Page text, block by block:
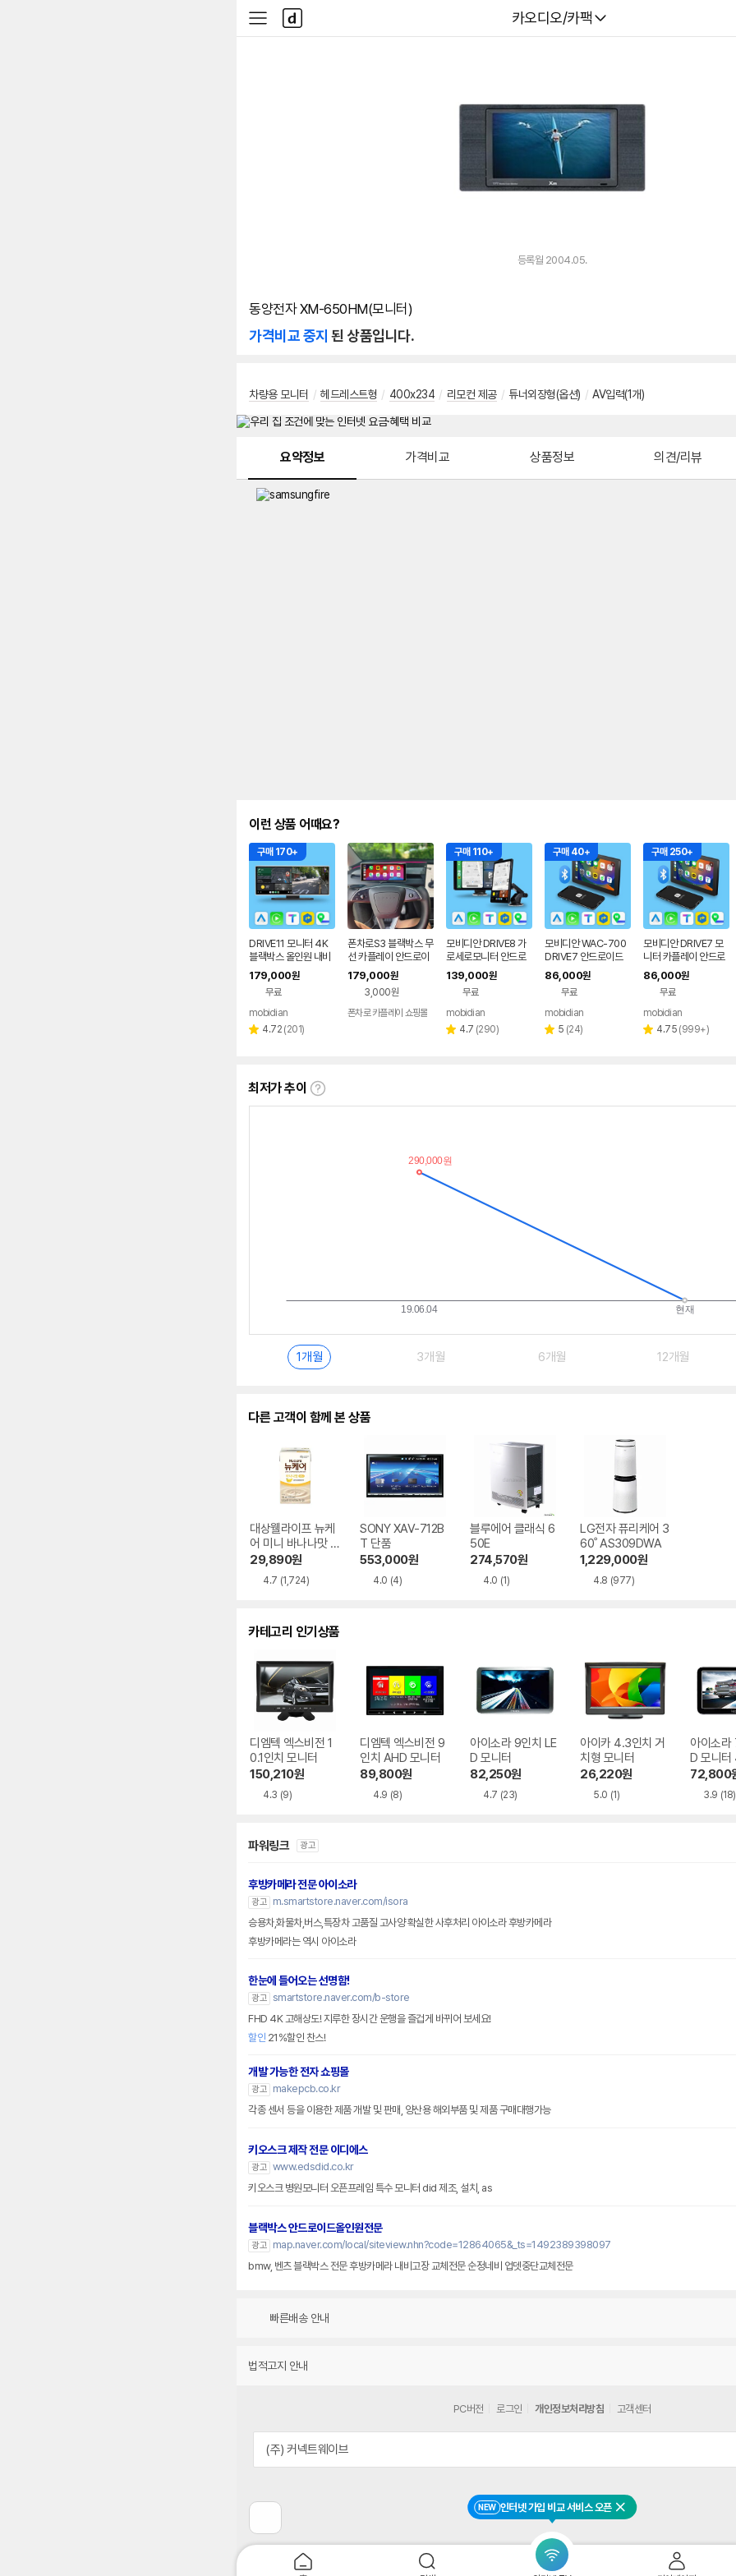
다나와
카오디오/카팩
사
이
다
나
와
NEW 인터넷 가입 비교 서비스 오픈 닫기
등록월 2004.05.
동양전자 XM-650HM(모니터)
가격비교 중지 된 상품입니다.
차량용 모니터 / 헤드레스트형 / 400x234 / 리모컨 제공 / 튜너외장형(옵션) / AV입력(1개)
요약정보 가격비교 상품정보 의견/리뷰
이런 상품 어때요?
구매 170+
DRIVE11 모니터 4K
블랙박스 올인원 내비
게이션 무선 카플레이
안드로이드오토
179,000원
무료
mobidian
별 4.72 리
(201)
폰차로S3 블랙박스 무
선 카플레이 안드로이
드 오토 올인원 모니터
- 24년식테슬라 와이
드듀얼
179,000원
3,000원
폰차로 카플레이 쇼핑몰
구매 110+
모비디안 DRIVE8 가
로세로모니터 안드로
이드오토 올인원 카플
레이 네비게이션
139,000원
무료
mobidian
별 4.7 리
(290)
구매 40+
모비디안 WAC-700
DRIVE7 안드로이드
오토 카플레이 7인치
차량모니터 내비게이
션 올인원
86,000원
무료
mobidian
별 5 리
(24)
구매 250+
모비디안 DRIVE7 모
니터 카플레이 안드로
이드오토 올인원 네비
게이션
86,000원
무료
mobidian
별 4.75 리
(999+)
최저가 추이
최
1개월 3개월 6개월 12개월
다른 고객이 함께 본 상품
대상웰라이프 뉴케
어 미니 바나나맛 1
50ml 24개
29,890원
4.7 (1,724)
SONY XAV-712B
T 단품
553,000원
4.0 (4)
블루에어 클래식 6
50E
274,570원
4.0 (1)
LG전자 퓨리케어 3
60˚ AS309DWA
1,229,000원
4.8 (977)
카테고리 인기상품
디엠텍 엑스비전 1
0.1인치 모니터
150,210원
4.3 (9)
디엠텍 엑스비전 9
인치 AHD 모니터
89,800원
4.9 (8)
아이소라 9인치 LE
D 모니터
82,250원
4.7 (23)
아이카 4.3인치 거
치형 모니터
26,220원
5.0 (1)
아이소라
D 모니
72,800
3.9 (18)
파워링크 광고
후방카메라 전문 아이소라
광고
m.smartstore.naver.com/isora
승용차,화물차,버스,특장차 고품질 고사양 확실한 사후처리 아이소라 후방카메라
후방카메라는 역시 아이소라
한눈에 들어오는 선명함!
광고 smartstore.naver.com/b-store
FHD 4K 고해상도! 지루한 장시간 운행을 즐겁게 바뀌어 보세요!
할인 21%할인 찬스!
개발 가능한 전자 쇼핑몰
광고
makepcb.co.kr
각종 센서 등을 이용한 제품 개발 및 판매, 양산용 해외부품 및 제품 구매대행가능
키오스크 제작 전문 이디에스
광고 www.edsdid.co.kr
키오스크 병원모니터 오픈프레임 특수 모니터 did 제조, 설치, as
블랙박스 안드로이드올인원전문
광고
map.naver.com/local/siteview.nhn?code=12864065&_ts=1492389398097
bmw, 벤츠 블랙박스 전문 후방카메라 내비고장 교체전문 순정네비 업뎃중단교체전문
빠른배송 안내
법적고지 안내
전
페
PC버전 로그인 개인정보처리방침 고객센터
(주) 커넥트웨이브